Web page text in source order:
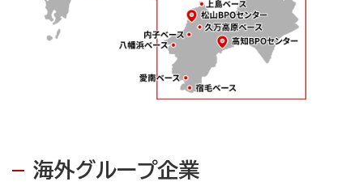
海外グループ企業